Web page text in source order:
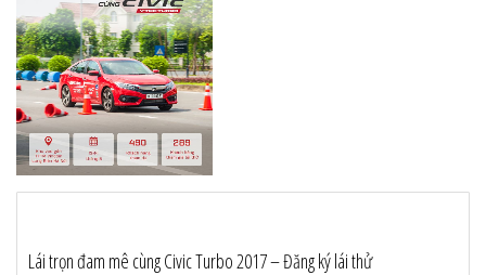
Lái trọn đam mê cùng Civic Turbo 2017 – Đăng ký lái thử